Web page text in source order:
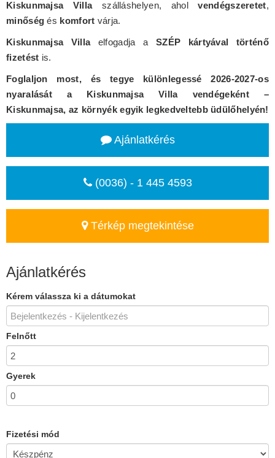
Kiskunmajsa Villaszálláshelyen, aholvendégszeretet,
minőség és komfort várja.
Kiskunmajsa Villaelfogadja a SZÉP kártyával történő
fizetést is.
Foglaljon most, és tegye különlegessé 2026-2027-os
nyaralását a Kiskunmajsa Villa vendégeként –
Kiskunmajsa, az környék egyik legkedveltebb üdülőhelyén!
Ajánlatkérés
(0036) - 1 445 4593
Térkép megtekintése
Ajánlatkérés
Kérem válassza ki a dátumokat
Felnőtt
Gyerek
Fizetési mód